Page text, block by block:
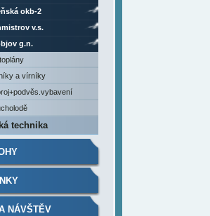
okb-2
v.s.
g.n.
a vírníky
technika
NÁVŠTĚV